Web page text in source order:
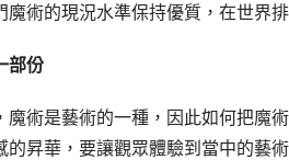
魔術的現況水準保持優質，在世界
部份
魔術是藝術的一種，因此如何把魔
的昇華，要讓觀眾體驗到當中的藝